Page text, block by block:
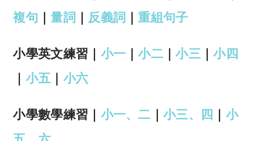
複句 ｜量詞 反義詞 ｜重組句子
小學英文練習｜ 小一 ｜小二 ｜小三｜小四
小五 小六
小學數學練習｜ 小一、二 ｜小三、四
小